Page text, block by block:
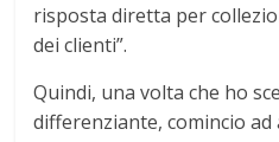
risposta diretta per
dei clienti”.
Quindi, una volta che ho
differenziante, comincio